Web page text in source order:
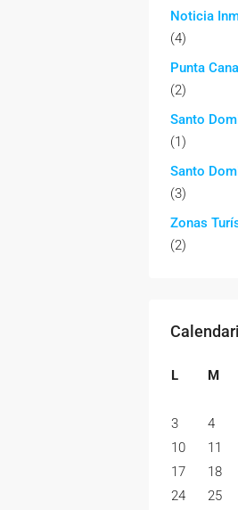
Noticia
(4)
Punta Cana
(2)
Santo
(1)
Santo
(3)
Zonas
(2)
L M
3
4
10
11
17
18
24
25